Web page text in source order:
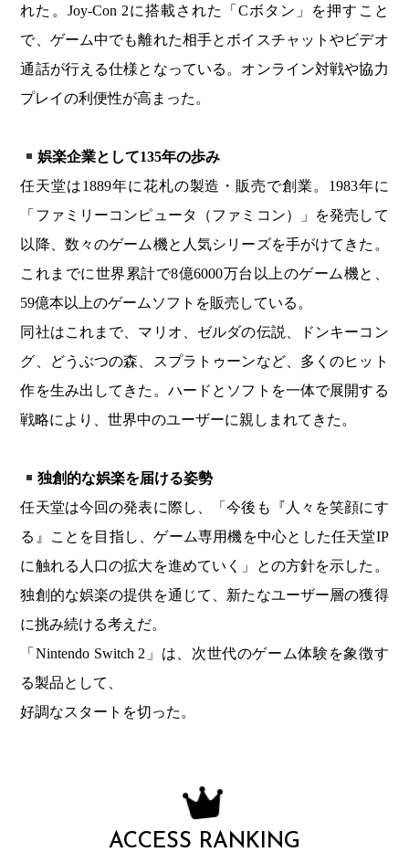
れた。Joy-Con 2に搭載された「Cボタン」を押すこと
で、ゲーム中でも離れた相手とボイスチャットやビデオ
通話が行える仕様となっている。オンライン対戦や協力
プレイの利便性が高まった。
娯楽企業として135年の歩み
任天堂は1889年に花札の製造・販売で創業。1983年に
「ファミリーコンピュータ（ファミコン）」を発売して
以降、数々のゲーム機と人気シリーズを手がけてきた。
これまでに世界累計で8億6000万台以上のゲーム機と、
59億本以上のゲームソフトを販売している。
同社はこれまで、マリオ、ゼルダの伝説、ドンキーコン
グ、どうぶつの森、スプラトゥーンなど、多くのヒット
作を生み出してきた。ハードとソフトを一体で展開する
戦略により、世界中のユーザーに親しまれてきた。
独創的な娯楽を届ける姿勢
任天堂は今回の発表に際し、「今後も『人々を笑顔にす
る』ことを目指し、ゲーム専用機を中心とした任天堂IP
に触れる人口の拡大を進めていく」との方針を示した。
独創的な娯楽の提供を通じて、新たなユーザー層の獲得
に挑み続ける考えだ。
「Nintendo Switch 2」は、次世代のゲーム体験を象徴す
る製品として、
好調なスタートを切った。
ACCESS RANKING